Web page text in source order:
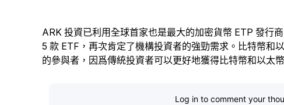
ARK 投資已利用全球首家也是最大的加密貨幣 ETP 發行
5 款 ETF，再次肯定了機構投資者的強勁需求。比特幣和
的參與者，因爲傳統投資者可以更好地獲得比特幣和以太
Log in to comment your